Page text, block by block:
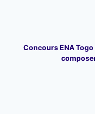
Concours ENA